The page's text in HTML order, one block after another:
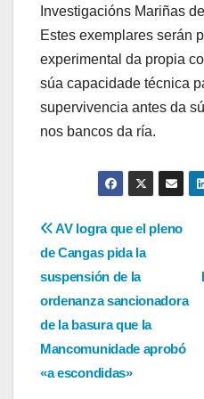
Investigacións Mariñas
Estes exemplares serán
experimental da propia
súa capacidade técnica
supervivencia antes da
nos bancos da ría.
Navegación
de
entradas
AV logra que el pleno
de Cangas pida la
suspensión de la
ordenanza sancionadora
de la basura que la
Mancomunidade aprobó
«a escondidas»